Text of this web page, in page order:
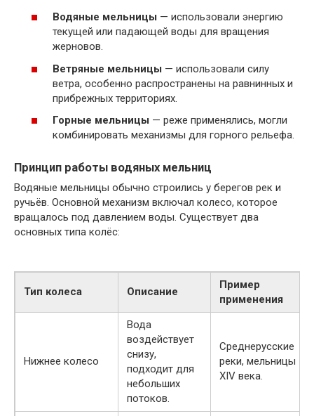
Водяные мельницы — использовали энергию
текущей или падающей воды для вращения
жерновов.
Ветряные мельницы — использовали силу
ветра, особенно распространены на равнинных и
прибрежных территориях.
Горные мельницы — реже применялись, могли
комбинировать механизмы для горного рельефа.
Принцип работы водяных мельниц
Водяные мельницы обычно строились у берегов рек и
ручьёв. Основной механизм включал колесо, которое
вращалось под давлением воды. Существует два
основных типа колёс:
Тип колеса Описание
Пример
применения
Нижнее колесо
Вода
воздействует
снизу,
подходит для
небольших
потоков.
Среднерусские
реки, мельницы
XIV века.